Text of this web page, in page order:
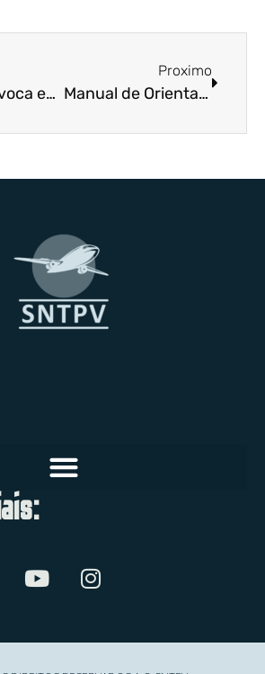
SNTPV convoca empregados da NAV Brasil para decidir sobre greve
Proximo
Manual de Orientação – Negociação Coletiva e Greve